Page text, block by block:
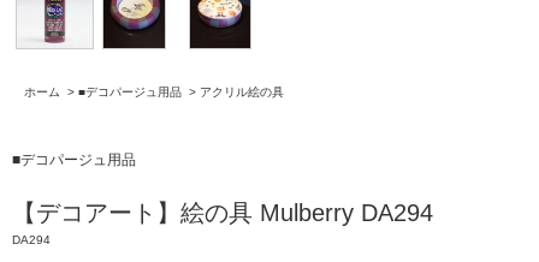
ホーム > ■デコパージュ用品 > アクリル絵の具
■デコパージュ用品
【デコアート】絵の具 Mulberry DA294
DA294